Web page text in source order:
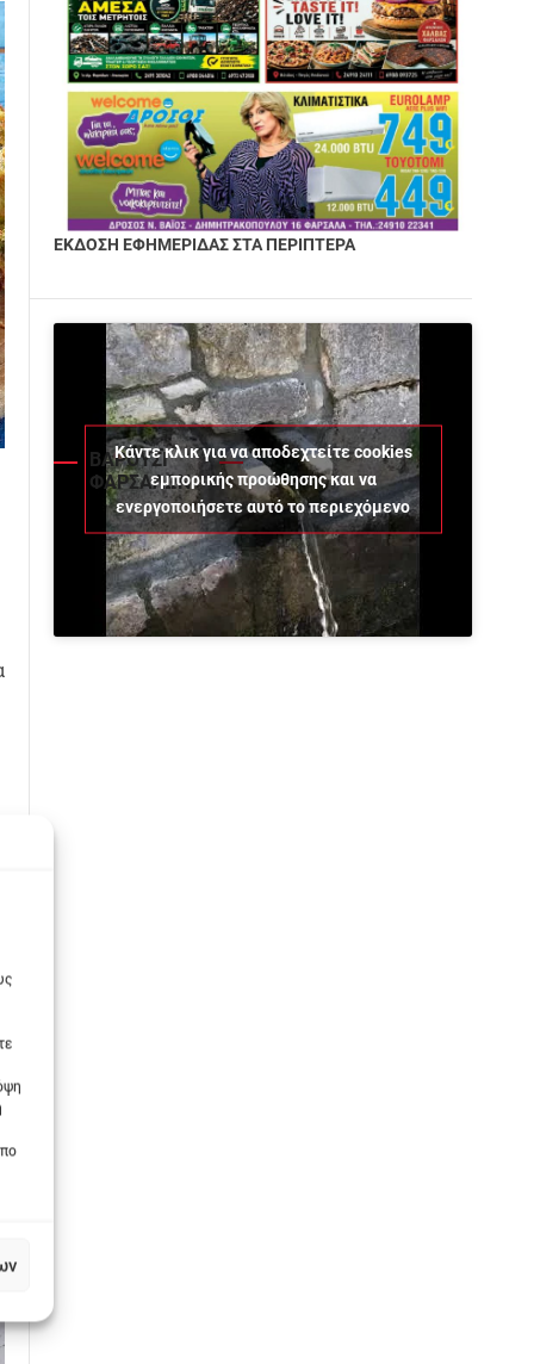
ΕΚΔΟΣΗ ΕΦΗΜΕΡΙΔΑΣ ΣΤΑ ΠΕΡΙΠΤΕΡΑ
ΒΑΡΟΥΣΙ
ΦΑΡΣΑΛΩΝ
Κάντε κλικ για να αποδεχτείτε cookies
εμπορικής προώθησης και να
ενεργοποιήσετε αυτό το περιεχόμενο